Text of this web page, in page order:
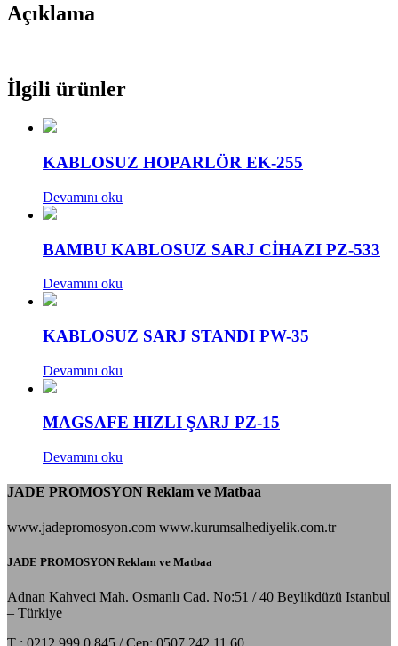
Açıklama
İlgili ürünler
KABLOSUZ HOPARLÖR EK-255
Devamını oku
BAMBU KABLOSUZ SARJ CİHAZI PZ-533
Devamını oku
KABLOSUZ SARJ STANDI PW-35
Devamını oku
MAGSAFE HIZLI ŞARJ PZ-15
Devamını oku
JADE PROMOSYON Reklam ve Matbaa
www.jadepromosyon.com www.kurumsalhediyelik.com.tr
JADE PROMOSYON Reklam ve Matbaa
Adnan Kahveci Mah. Osmanlı Cad. No:51 / 40 Beylikdüzü Istanbul
– Türkiye
T : 0212 999 0 845 / Cep: 0507 242 11 60